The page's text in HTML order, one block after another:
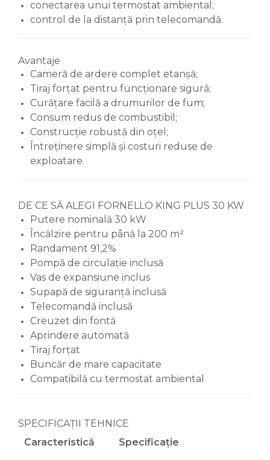
conectarea unui termostat ambiental;
control de la distanță prin telecomandă.
Avantaje
Cameră de ardere complet etanșă;
Tiraj forțat pentru funcționare sigură;
Curățare facilă a drumurilor de fum;
Consum redus de combustibil;
Construcție robustă din oțel;
Întreținere simplă și costuri reduse de
exploatare.
DE CE SĂ ALEGI FORNELLO KING PLUS 30 KW
Putere nominală 30 kW
Încălzire pentru până la 200 m²
Randament 91,2%
Pompă de circulație inclusă
Vas de expansiune inclus
Supapă de siguranță inclusă
Telecomandă inclusă
Creuzet din fontă
Aprindere automată
Tiraj forțat
Buncăr de mare capacitate
Compatibilă cu termostat ambiental
SPECIFICAȚII TEHNICE
Caracteristică
Specificație